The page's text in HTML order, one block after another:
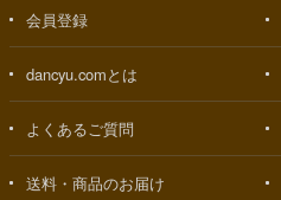
会員登録
dancyu.comとは
よくあるご質問
送料・商品のお届け